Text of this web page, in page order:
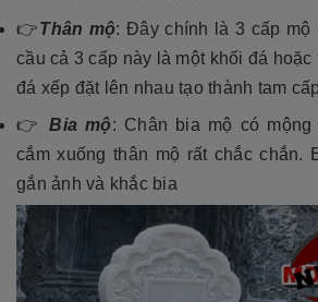
👉Thân mộ: Đây chính là 3 cấp mộ
cầu cả 3 cấp này là một khối đá
đá xếp đặt lên nhau tạo thành tam
👉Bia mộ: Chân bia mộ có
cắm xuống thân mộ rất chắc chắn.
gắn ảnh và khắc bia